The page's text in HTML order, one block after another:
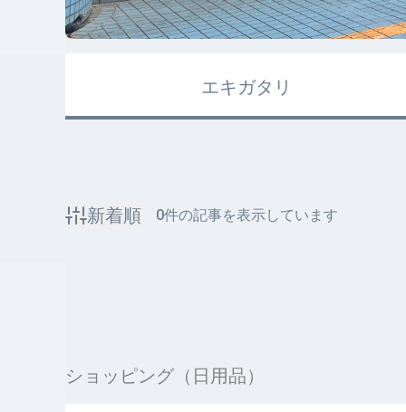
エキガタリ
新着順 0件の記事を表示しています
ショッピング（日用品）